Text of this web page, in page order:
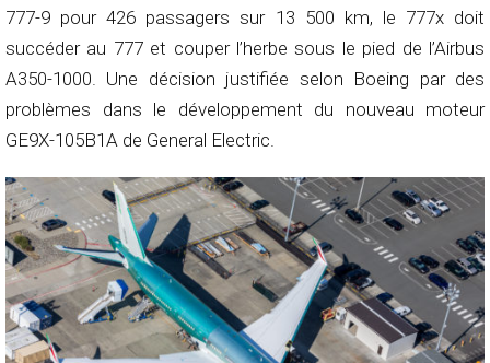
777-9 pour 426 passagers sur 13 500 km, le 777x doit
succéder au 777 et couper l’herbe sous le pied de l’Airbus
A350-1000. Une décision justifiée selon Boeing par des
problèmes dans le développement du nouveau moteur
GE9X-105B1A de General Electric.